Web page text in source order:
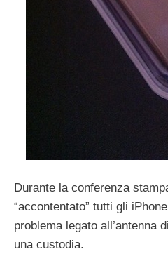
Durante la conferenza
“accontentato” tutti gli
problema legato all’antenna
una custodia.